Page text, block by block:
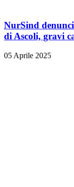
NurSind
di Ascoli, gravi
05 Aprile 2025